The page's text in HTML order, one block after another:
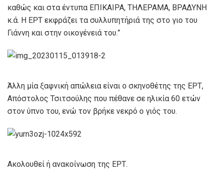
καθώς και στα έντυπα ΕΠΙΚΑΙΡΑ, ΤΗΛΕΡΑΜΑ, ΒΡΑΔΥΝΗ
κ.ά. Η ΕΡΤ εκφράζει τα συλλυπητήριά της στο γιο του
Γιάννη και στην οικογένειά του.”
Άλλη μία ξαφνική απώλεια είναι ο σκηνοθέτης της ΕΡΤ,
Απόστολος Τσιτσούλης που πέθανε σε ηλικία 60 ετών
στον ύπνο του, ενώ τον βρήκε νεκρό ο γιός του.
Ακολουθεί ή ανακοίνωση της ΕΡΤ.